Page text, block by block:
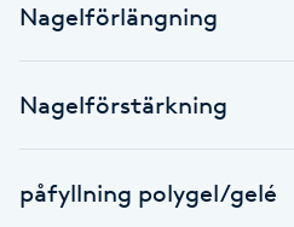
Cryoterapi
D
Damklippning
Dermapen
Nagelförlängning
Nagelförstärkning
påfyllning polygel/gelé